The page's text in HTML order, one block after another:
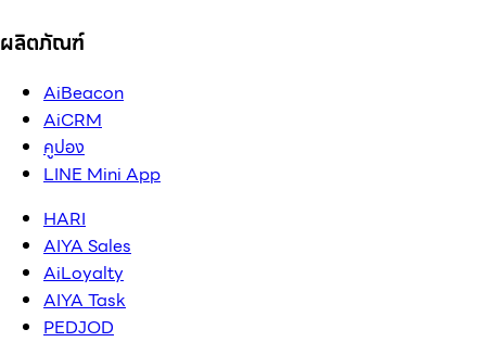
ผลิตภัณฑ์
AiBeacon
AiCRM
คูปอง
LINE Mini App
HARI
AIYA Sales
AiLoyalty
AIYA Task
PEDJOD